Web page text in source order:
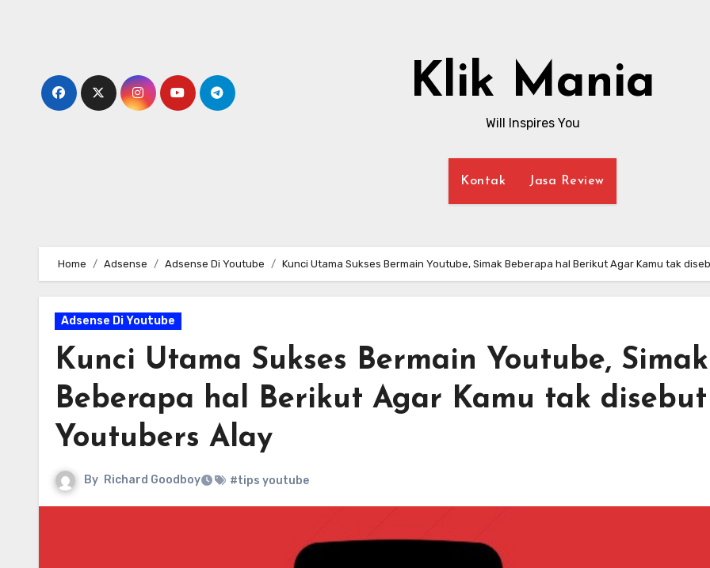
Klik Mania
Will Inspires You
Kontak Jasa Review
Home Adsense Adsense Di Youtube Kunci Utama Sukses Bermain Youtube, Simak Beberapa hal Berikut Agar Kamu tak
Adsense Di Youtube
Kunci Utama Sukses Bermain Youtube, Simak
Beberapa hal Berikut Agar Kamu tak disebut
Youtubers Alay
By Richard Goodboy #tips youtube